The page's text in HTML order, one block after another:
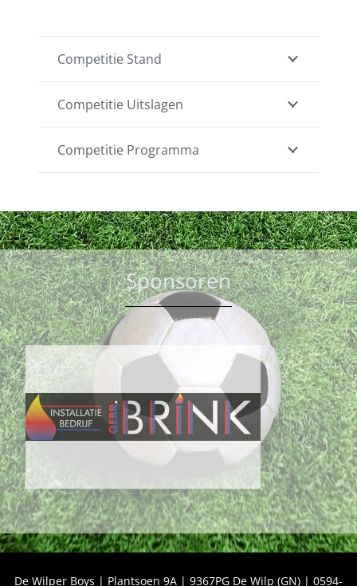
Competitie Stand
Competitie Uitslagen
Competitie Programma
Sponsoren
De Wilper Boys | Plantsoen 9A | 9367PG De Wilp (GN) | 0594-